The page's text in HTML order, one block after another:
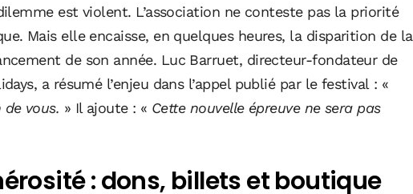
est violent. L’association ne conteste pas la priorité
Mais elle encaisse, en quelques heures, la disparition de la
de son année. Luc Barruet, directeur-fondateur de
a résumé l’enjeu dans l’appel publié par le festival : «
vous. » Il ajoute : « Cette nouvelle épreuve ne sera pas
: dons, billets et boutique